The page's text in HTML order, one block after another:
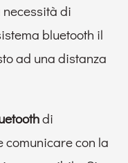
di
bluetooth il
ad una distanza
di
con la